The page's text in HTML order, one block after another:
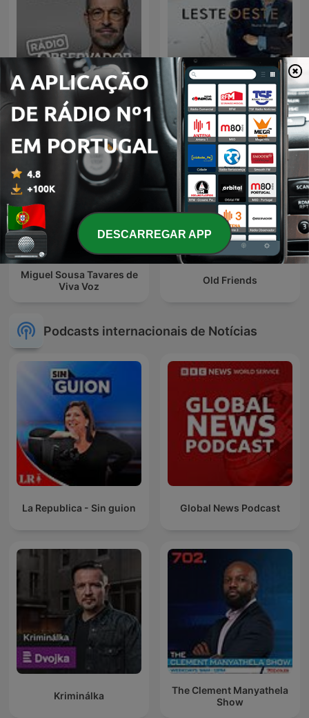
A História do Dia
Leste/Oeste de Nuno
Rogeiro
Miguel Sousa Tavares de
Viva Voz
Old Friends
Podcasts internacionais de Notícias
La Republica - Sin guion Global News Podcast
Kriminálka
The Clement Manyathela
Show
DESCARREGAR APP